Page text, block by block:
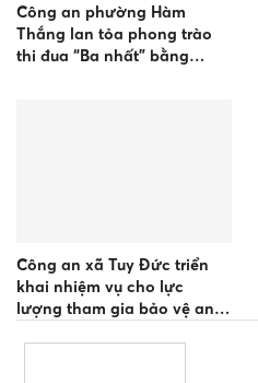
Công an phường Hàm
Thắng lan tỏa phong trào
thi đua “Ba nhất” bằng
Công an xã Tuy Đức triển
khai nhiệm vụ cho lực
lượng tham gia bảo vệ an